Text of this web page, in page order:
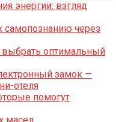
энергии: взгляд
самопознанию через
оптимальный
замок —
отеля
помогут